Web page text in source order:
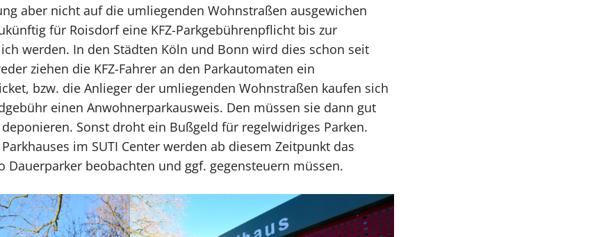
aber nicht auf die umliegenden Wohnstraßen ausgewichen
für Roisdorf eine KFZ-Parkgebührenpflicht bis zur
werden. In den Städten Köln und Bonn wird dies schon seit
ziehen die KFZ-Fahrer an den Parkautomaten ein
bzw. die Anlieger der umliegenden Wohnstraßen kaufen sich
einen Anwohnerparkausweis. Den müssen sie dann gut
Sonst droht ein Bußgeld für regelwidriges Parken.
im SUTI Center werden ab diesem Zeitpunkt das
Dauerparker beobachten und ggf. gegensteuern müssen.